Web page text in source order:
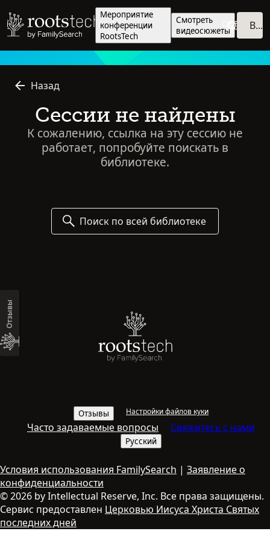
Мероприятие
конференции
RootsTech
Смотреть
видеосюжеты
Войти
Назад
Сессии не найдены
К сожалению, ссылка на эту сессию не
работает, попробуйте поискать в
библиотеке.
Поиск по всей библиотеке
Отзывы Настройки файлов куки
Часто задаваемые вопросы Свяжитесь с нами
Русский
Условия использования FamilySearch | Заявление о
конфиденциальности
© 2026 by Intellectual Reserve, Inc. Все права защищены.
Сервис предоставлен Церковью Иисуса Христа Святых
последних дней
Отзывы